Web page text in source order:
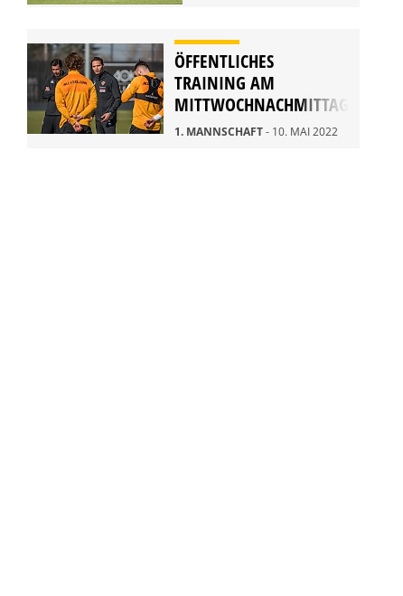
ÖFFENTLICHES
TRAINING AM
MITTWOCHNACHMITTAG
1. MANNSCHAFT- 10. MAI 2022